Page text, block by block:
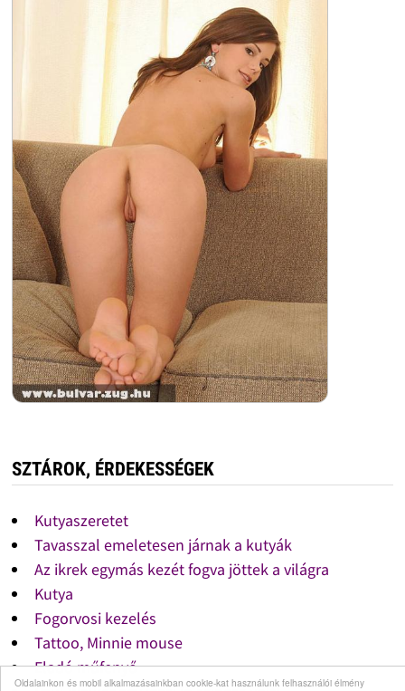
Oldalainkon és mobil alkalmazásainkban cookie-kat használunk felhasználói élmény
SZTÁROK, ÉRDEKESSÉGEK
Kutyaszeretet
Tavasszal emeletesen járnak a kutyák
Az ikrek egymás kezét fogva jöttek a világra
Kutya
Fogorvosi kezelés
Tattoo, Minnie mouse
Eladó műfenyő